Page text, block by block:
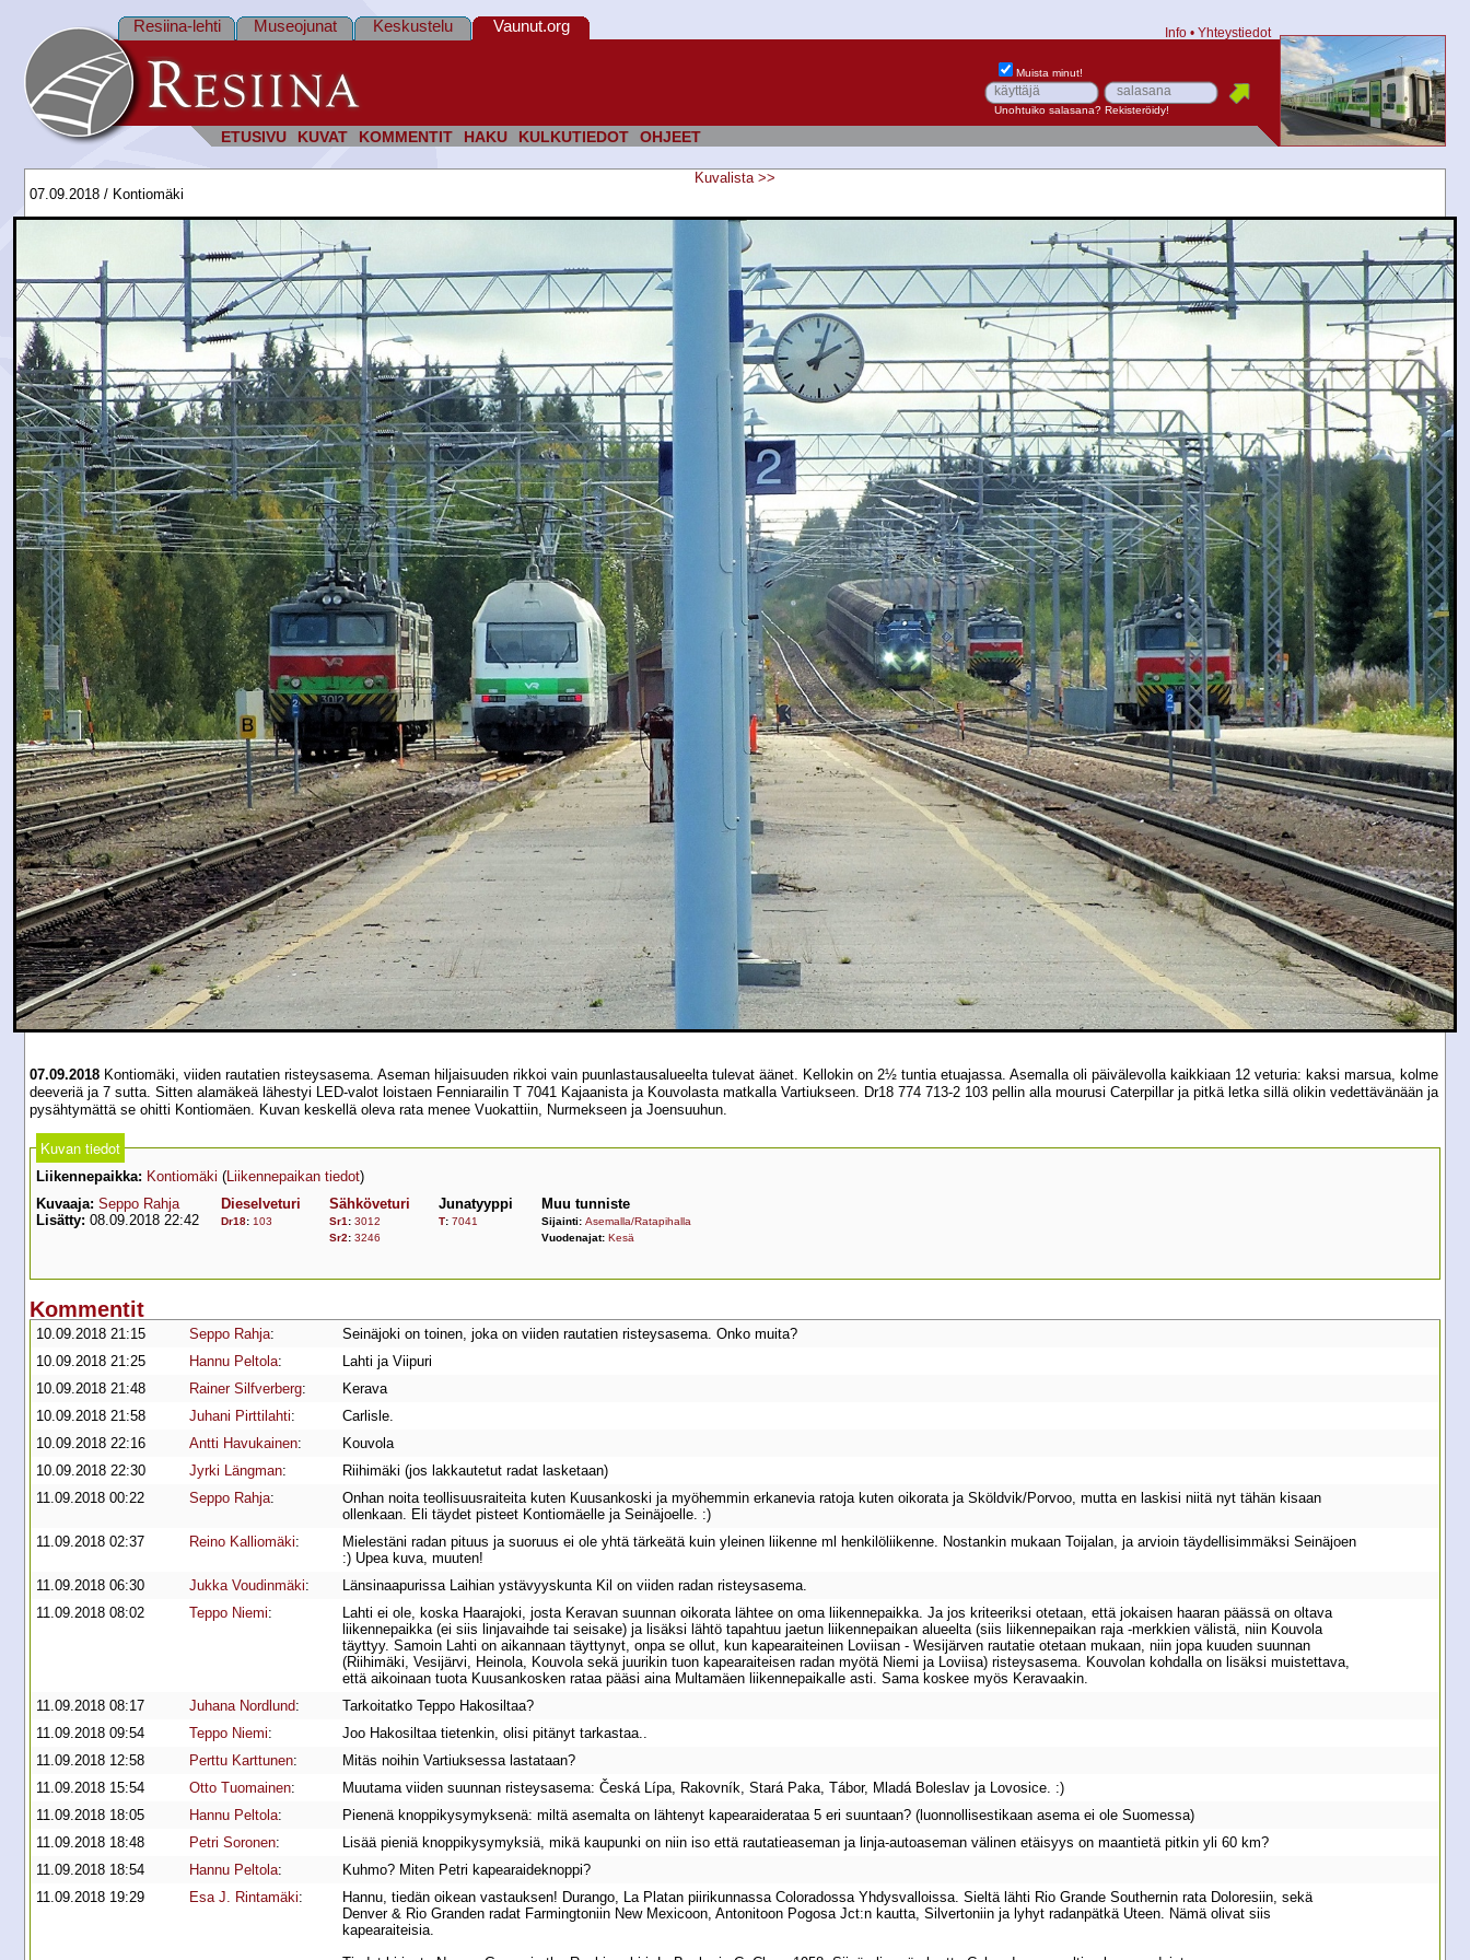
ETUSIVU KUVAT KOMMENTIT HAKU KULKUTIEDOT OHJEET
Resiina-lehti Museojunat Keskustelu Vaunut.org Info • Yhteystiedot
Muista minut!
Unohtuiko salasana? Rekisteröidy!
Kuvalista >>
07.09.2018 / Kontiomäki
07.09.2018 Kontiomäki, viiden rautatien risteysasema. Aseman hiljaisuuden rikkoi vain puunlastausalueelta tulevat äänet. Kellokin on 2½ tuntia etuajassa. Asemalla oli päivälevolla kaikkiaan 12 veturia: kaksi marsua, kolme
deeveriä ja 7 sutta. Sitten alamäkeä lähestyi LED-valot loistaen Fenniarailin T 7041 Kajaanista ja Kouvolasta matkalla Vartiukseen. Dr18 774 713-2 103 pellin alla mourusi Caterpillar ja pitkä letka sillä olikin vedettävänään ja
pysähtymättä se ohitti Kontiomäen. Kuvan keskellä oleva rata menee Vuokattiin, Nurmekseen ja Joensuuhun.
Kuvan tiedot
Liikennepaikka: Kontiomäki ( Liikennepaikan tiedot)
Kuvaaja: Seppo Rahja
Lisätty: 08.09.2018 22:42
Dieselveturi
Dr18: 103
Sähköveturi
Sr1 : 3012
Sr2: 3246
Junatyyppi
T: 7041
Muu tunniste
Sijainti: Asemalla/Ratapihalla
Vuodenajat: Kesä
Kommentit
10.09.2018 21:15 Seppo Rahja:
Seinäjoki on toinen, joka on viiden rautatien risteysasema. Onko muita?
10.09.2018 21:25
Hannu Peltola:
Lahti ja Viipuri
10.09.2018 21:48
Rainer Silfverberg:
Kerava
10.09.2018 21:58
Juhani Pirttilahti:
Carlisle.
10.09.2018 22:16
Antti Havukainen:
Kouvola
10.09.2018 22:30
Jyrki Längman:
Riihimäki (jos lakkautetut radat lasketaan)
11.09.2018 00:22
Seppo Rahja:
Onhan noita teollisuusraiteita kuten Kuusankoski ja myöhemmin erkanevia ratoja kuten oikorata ja Sköldvik/Porvoo, mutta en laskisi niitä nyt tähän kisaan
ollenkaan. Eli täydet pisteet Kontiomäelle ja Seinäjoelle. :)
11.09.2018 02:37
Reino Kalliomäki:
Mielestäni radan pituus ja suoruus ei ole yhtä tärkeätä kuin yleinen liikenne ml henkilöliikenne. Nostankin mukaan Toijalan, ja arvioin täydellisimmäksi Seinäjoen
:) Upea kuva, muuten!
11.09.2018 06:30
Jukka Voudinmäki:
Länsinaapurissa Laihian ystävyyskunta Kil on viiden radan risteysasema.
11.09.2018 08:02
Teppo Niemi:
Lahti ei ole, koska Haarajoki, josta Keravan suunnan oikorata lähtee on oma liikennepaikka. Ja jos kriteeriksi otetaan, että jokaisen haaran päässä on oltava
liikennepaikka (ei siis linjavaihde tai seisake) ja lisäksi lähtö tapahtuu jaetun liikennepaikan alueelta (siis liikennepaikan raja -merkkien välistä, niin Kouvola
täyttyy. Samoin Lahti on aikannaan täyttynyt, onpa se ollut, kun kapearaiteinen Loviisan - Wesijärven rautatie otetaan mukaan, niin jopa kuuden suunnan
(Riihimäki, Vesijärvi, Heinola, Kouvola sekä juurikin tuon kapearaiteisen radan myötä Niemi ja Loviisa) risteysasema. Kouvolan kohdalla on lisäksi muistettava,
että aikoinaan tuota Kuusankosken rataa pääsi aina Multamäen liikennepaikalle asti. Sama koskee myös Keravaakin.
11.09.2018 08:17
Juhana Nordlund:
Tarkoitatko Teppo Hakosiltaa?
11.09.2018 09:54
Teppo Niemi:
Joo Hakosiltaa tietenkin, olisi pitänyt tarkastaa..
11.09.2018 12:58
Perttu Karttunen:
Mitäs noihin Vartiuksessa lastataan?
11.09.2018 15:54
Otto Tuomainen:
Muutama viiden suunnan risteysasema: Česká Lípa, Rakovník, Stará Paka, Tábor, Mladá Boleslav ja Lovosice. :)
11.09.2018 18:05
Hannu Peltola:
Pienenä knoppikysymyksenä: miltä asemalta on lähtenyt kapearaiderataa 5 eri suuntaan? (luonnollisestikaan asema ei ole Suomessa)
11.09.2018 18:48
Petri Soronen:
Lisää pieniä knoppikysymyksiä, mikä kaupunki on niin iso että rautatieaseman ja linja-autoaseman välinen etäisyys on maantietä pitkin yli 60 km?
11.09.2018 18:54
Hannu Peltola:
Kuhmo? Miten Petri kapearaideknoppi?
11.09.2018 19:29
Esa J. Rintamäki:
Hannu, tiedän oikean vastauksen! Durango, La Platan piirikunnassa Coloradossa Yhdysvalloissa. Sieltä lähti Rio Grande Southernin rata Doloresiin, sekä
Denver & Rio Granden radat Farmingtoniin New Mexicoon, Antonitoon Pogosa Jct:n kautta, Silvertoniin ja lyhyt radanpätkä Uteen. Nämä olivat siis
kapearaiteisia.